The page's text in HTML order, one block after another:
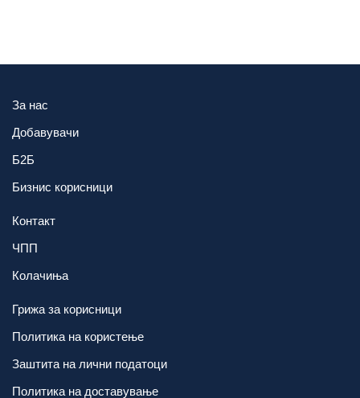
За нас
Добавувачи
Б2Б
Бизнис корисници
Контакт
ЧПП
Колачиња
Грижа за корисници
Политика на користење
Заштита на лични податоци
Политика на доставување